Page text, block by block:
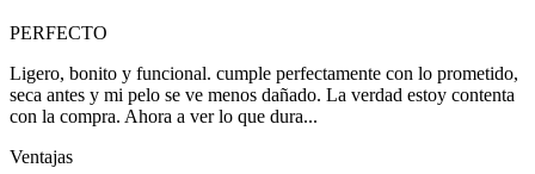
PERFECTO
Ligero, bonito y funcional. cumple perfectamente con lo prometido,
seca antes y mi pelo se ve menos dañado. La verdad estoy contenta
con la compra. Ahora a ver lo que dura...
Ventajas